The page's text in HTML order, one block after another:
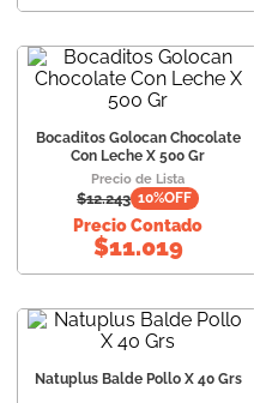
Bocaditos Golocan Chocolate
Con Leche X 500 Gr
Precio de Lista
$12.243 10%OFF
Precio Contado
$11.019
Natuplus Balde Pollo X 40 Grs